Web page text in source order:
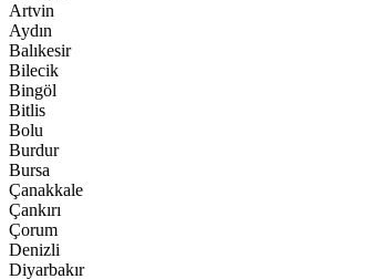
Artvin
Aydın
Balıkesir
Bilecik
Bingöl
Bitlis
Bolu
Burdur
Bursa
Çanakkale
Çankırı
Çorum
Denizli
Diyarbakır